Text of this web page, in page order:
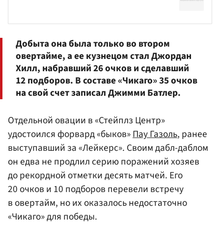
Добыта она была только во втором
овертайме, а ее кузнецом сталДжордан
Хилл, набравший 26 очков и сделавший
12 подборов. В составе «Чикаго» 35 очков
на свой счет записалДжимми Батлер.
Отдельной овации в «Стейплз Центр»
удостоился форвард «быков»Пау Газоль, ранее
выступавший за «Лейкерс». Своим дабл-даблом
он едва не продлил серию поражений хозяев
до рекордной отметки десять матчей. Его
20 очков и 10 подборов перевели встречу
в овертайм, но их оказалось недостаточно
«Чикаго» для победы.